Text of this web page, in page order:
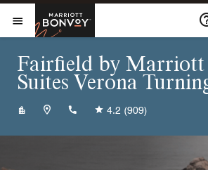
Skip to Content
Ouvrir le menu
Marriott
Fairfield by
Suites Verona
+13153638888
4.2 (909)